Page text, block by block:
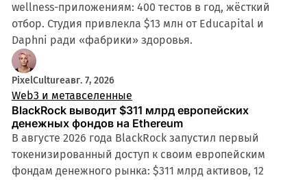
wellness-приложениям: 400 тестов в год, жёсткий
отбор. Студия привлекла $13 млн от Educapital и
Daphni ради «фабрики» здоровья.
PixelCultureавг. 7, 2026
Web3 и метавселенные
BlackRock выводит $311 млрд европейских
денежных фондов на Ethereum
В августе 2026 года BlackRock запустил первый
токенизированный доступ к своим европейским
фондам денежного рынка: $311 млрд активов, 12